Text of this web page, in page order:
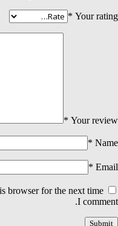
Your rating
*
Your review
*
Name
*
Email
*
browser for the next time
I comment.